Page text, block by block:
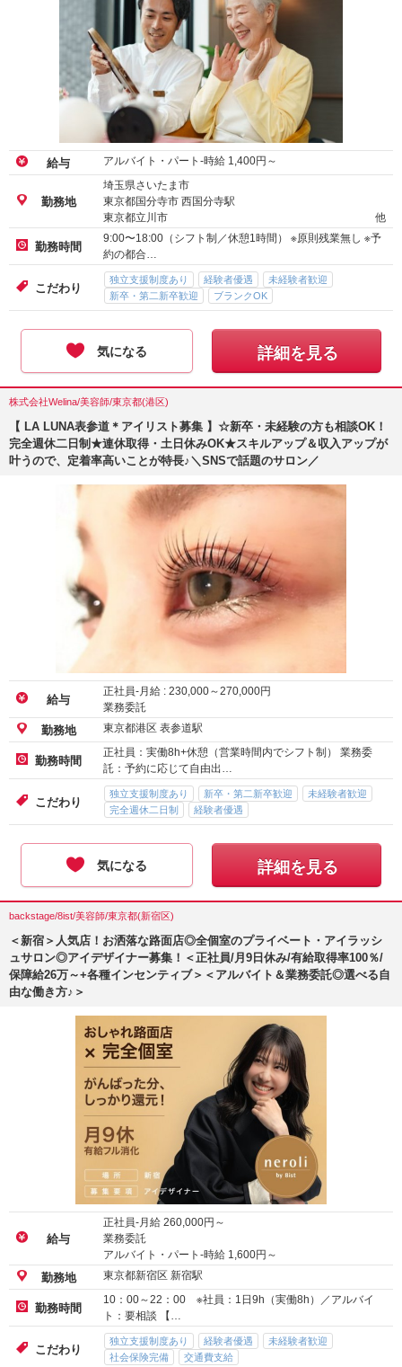
給与 アルバイト・パート-時給 1,400円～
勤務地
埼玉県さいたま市
東京都国分寺市 西国分寺駅
東京都立川市
他
勤務時間
9:00〜18:00（シフト制／休憩1時間） ※原則残業無し ※予
約の都合…
こだわり
独立支援制度あり 経験者優遇
未経験者歓迎
新卒・第二新卒歓迎
ブランクOK
気になる 詳細を見る
株式会社Welina/美容師/東京都(港区)
【 LA LUNA表参道＊アイリスト募集 】☆新卒・未経験の方も相談OK！
完全週休二日制★連休取得・土日休みOK★スキルアップ＆収入アップが
叶うので、定着率高いことが特長♪＼SNSで話題のサロン／
給与
正社員-月給 : 230,000～270,000円
業務委託
勤務地 東京都港区 表参道駅
勤務時間
正社員：実働8h+休憩（営業時間内でシフト制） 業務委
託：予約に応じて自由出…
こだわり
独立支援制度あり 新卒・第二新卒歓迎
未経験者歓迎
完全週休二日制
経験者優遇
気になる 詳細を見る
backstage/8ist/美容師/東京都(新宿区)
＜新宿＞人気店！お洒落な路面店◎全個室のプライベート・アイラッシ
ュサロン◎アイデザイナー募集！＜正社員/月9日休み/有給取得率100％/
保障給26万～+各種インセンティブ＞＜アルバイト＆業務委託◎選べる自
由な働き方♪＞
給与
正社員-月給 260,000円～
業務委託
アルバイト・パート-時給 1,600円～
勤務地 東京都新宿区 新宿駅
勤務時間
10：00～22：00 ※社員：1日9h（実働8h）／アルバイ
ト：要相談 【…
こだわり
独立支援制度あり 経験者優遇
未経験者歓迎
社会保険完備
交通費支給